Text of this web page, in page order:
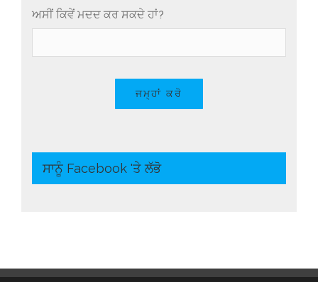
ਅਸੀਂ ਕਿਵੇਂ ਮਦਦ ਕਰ ਸਕਦੇ ਹਾਂ?
ਜਮ੍ਹਾਂ ਕਰੋ
ਸਾਨੂੰ Facebook 'ਤੇ ਲੱਭੋ